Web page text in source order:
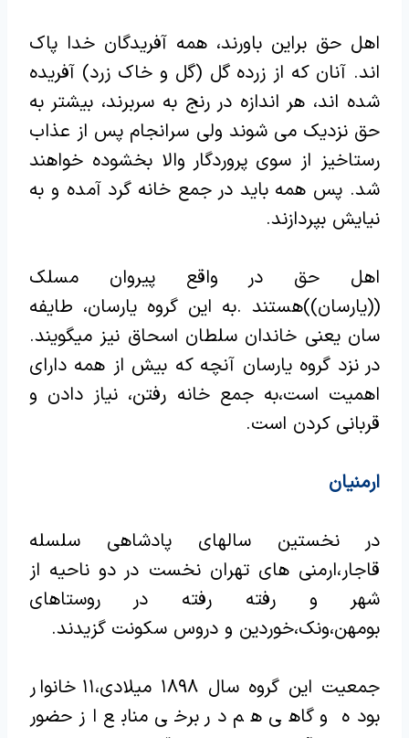
اهل حق براین باورند، همه آفریدگان خدا پاک
اند. آنان که از زرده گل (گل و خاک زرد) آفریده
شده اند، هر اندازه در رنج به سربرند، بیشتر به
حق نزدیک می شوند ولی سرانجام پس از عذاب
رستاخیز از سوی پروردگار والا بخشوده خواهند
شد. پس همه باید در جمع خانه گرد آمده و به
نیایش بپردازند.
اهل حق در واقع پیروان مسلک
((یارسان))هستند .به این گروه یارسان، طایفه
سان یعنی خاندان سلطان اسحاق نیز میگویند.
در نزد گروه یارسان آنچه که بیش از همه دارای
اهمیت است،به جمع خانه رفتن، نیاز دادن و
قربانی کردن است.
ارمنیان
در نخستین سالهای پادشاهی سلسله
قاجار،ارمنی های تهران نخست در دو ناحیه از
شهر و رفته رفته در روستاهای
بومهن،ونک،خوردین و دروس سکونت گزیدند.
جمعیت این گروه سال ۱۸۹۸ میلادی،۱۱ خانوار
بوده و گاهی هم در برخی منابع از حضور